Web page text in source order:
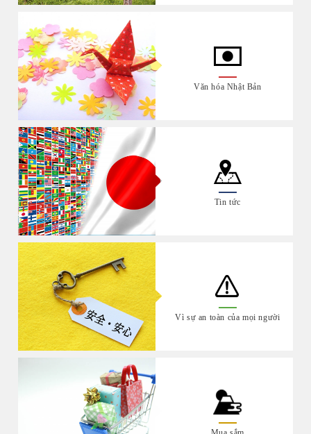
Văn hóa Nhật Bản
Tin tức
Vì sự an toàn của mọi người